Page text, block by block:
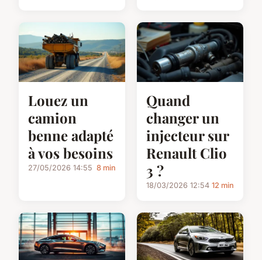
Louez un
camion
benne adapté
à vos besoins
27/05/2026 14:55 8 min
Quand
changer un
injecteur sur
Renault Clio
3 ?
18/03/2026 12:54 12 min